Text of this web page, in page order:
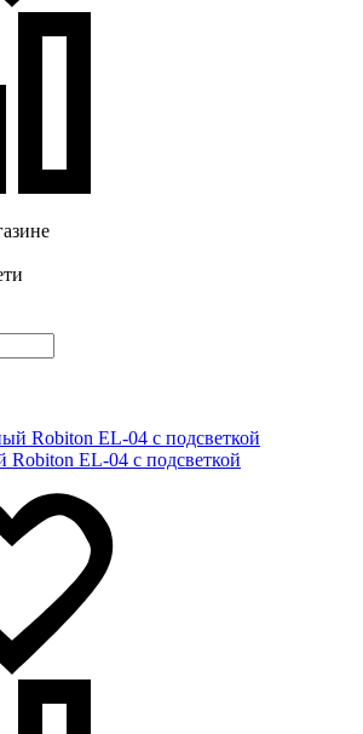
Robiton EL-04 с подсветкой